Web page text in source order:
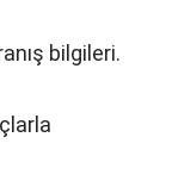
bilgileri.